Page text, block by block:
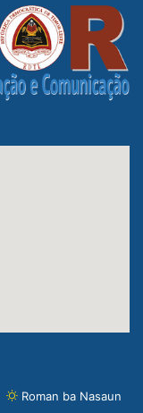
Roman ba Nasaun